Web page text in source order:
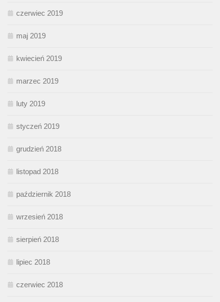
czerwiec 2019
maj 2019
kwiecień 2019
marzec 2019
luty 2019
styczeń 2019
grudzień 2018
listopad 2018
październik 2018
wrzesień 2018
sierpień 2018
lipiec 2018
czerwiec 2018